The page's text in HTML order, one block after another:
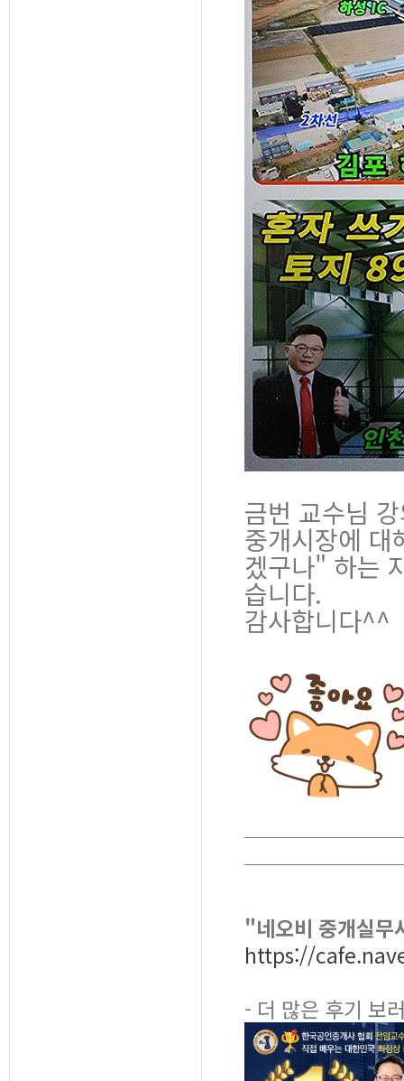
금번 교수님
중개시장에
겠구나" 하는
습니다.
감사합니다^^
￣￣￣￣￣￣￣
￣￣￣￣￣￣￣
"네오비 중개실무
https://
- 더 많은 후기 보